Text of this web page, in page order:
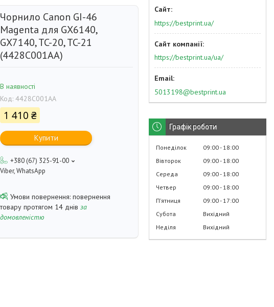
Чорнило Canon GI-46
Magenta для GX6140,
GX7140, TC-20, TC-21
(4428C001AA)
В наявності
Код: 4428C001AA
1 410 ₴
Купити
+380 (67) 325-91-00
Viber, WhatsApp
повернення
товару протягом 14 днів за
домовленістю
https://bestprint.ua/
https://bestprint.ua/ua/
5013198@bestprint.ua
Графік роботи
Понеділок 09:00 18:00
Вівторок
09:00 18:00
Середа
09:00 18:00
Четвер
09:00 18:00
Пʼятниця
09:00 17:00
Субота
Вихідний
Неділя
Вихідний